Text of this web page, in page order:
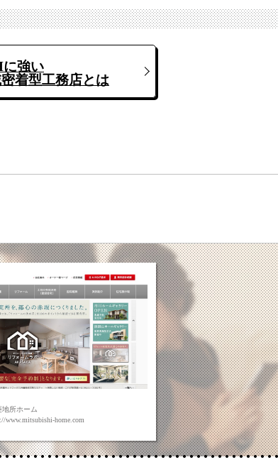
強い
着型工務店とは
所ホーム
www.mitsubishi-home.com